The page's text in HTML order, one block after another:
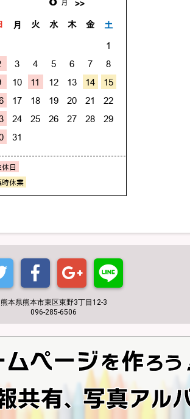
熊本県熊本市東区東野3丁目12-3
096-285-6506